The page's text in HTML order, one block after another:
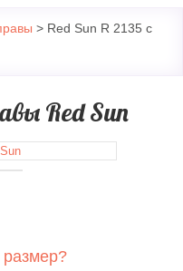
> Red Sun R 2135 c
Red Sun
размер?